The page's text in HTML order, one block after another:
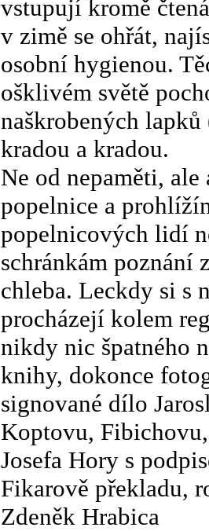
vstupují kromě
v zimě se ohřát,
osobní hygienou.
ošklivém světě
naškrobených
kradou a kradou.
Ne od nepaměti,
popelnice a
popelnicových lidí
schránkám poznání
chleba. Leckdy si s
procházejí kolem
nikdy nic špatného
knihy, dokonce
signované dílo
Koptovu,
Josefa Hory s
Fikarově překladu,
Zdeněk Hrabica